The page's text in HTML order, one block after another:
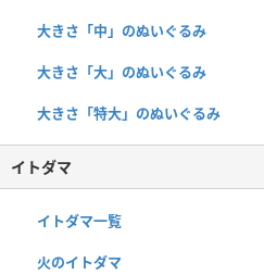
大きさ「中」のぬいぐるみ
大きさ「大」のぬいぐるみ
大きさ「特大」のぬいぐるみ
イトダマ
イトダマ一覧
火のイトダマ